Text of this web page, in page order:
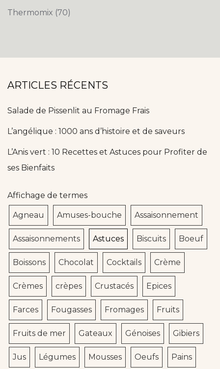
Thermomix (70)
ARTICLES RÉCENTS
Salade de Pissenlit au Fromage Frais
L’angélique : 1000 ans d’histoire et de saveurs
L’Anis vert : 10 Recettes et Astuces pour Profiter de
ses Bienfaits
Affichage de termes
Agneau Amuses-bouche Assaisonnement
Assaisonnements Astuces Biscuits Boeuf
Boissons Chocolat Cocktails Crème
Crèmes crèpes Crustacés Epices
Farces Fougasses Fromages Fruits
Fruits de mer Gateaux Génoises Gibiers
Jus Légumes Mousses Oeufs Pains